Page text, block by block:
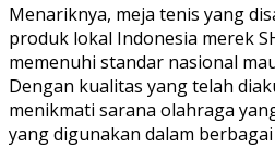
Menariknya, meja tenis yang
produk lokal Indonesia merek
memenuhi standar nasional
Dengan kualitas yang telah
menikmati sarana olahraga
yang digunakan dalam